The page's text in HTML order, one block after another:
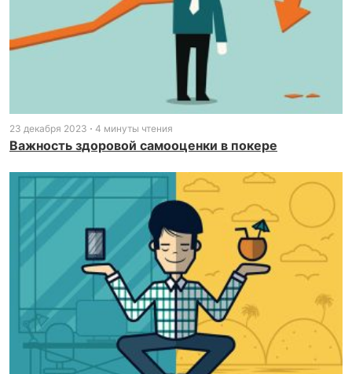
23 декабря 2023 4 минуты чтения
Важность здоровой самооценки в покере